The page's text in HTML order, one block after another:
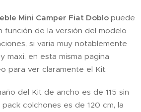
Mini Camper Fiat Doblo puede
función de la versión del modelo
si varia muy notablemente
maxi, en esta misma pagina
para ver claramente el Kit.
del Kit de ancho es de 115 sin
colchones es de 120 cm, la